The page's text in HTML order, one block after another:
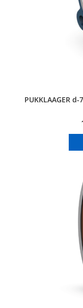
PUKKLAAGER d-